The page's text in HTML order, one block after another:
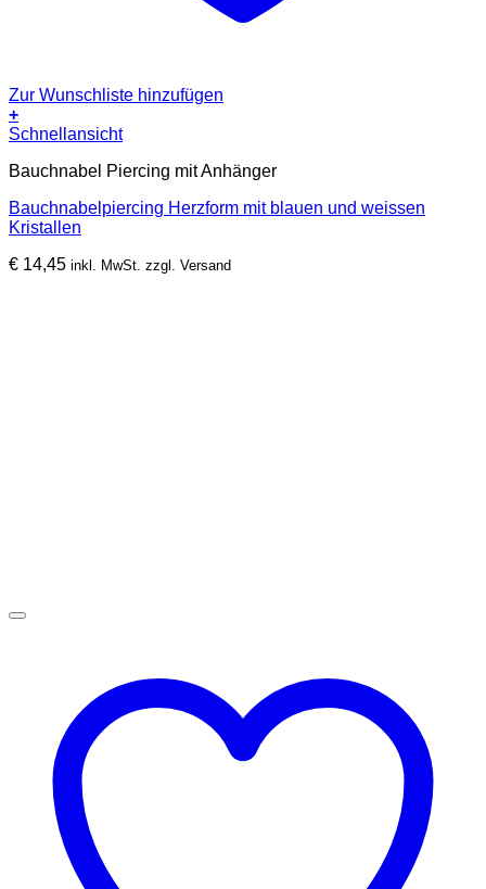
Zur Wunschliste hinzufügen
+
Schnellansicht
Bauchnabel Piercing mit Anhänger
Bauchnabelpiercing Herzform mit blauen und weissen
Kristallen
€ 14,45 inkl. MwSt. zzgl. Versand